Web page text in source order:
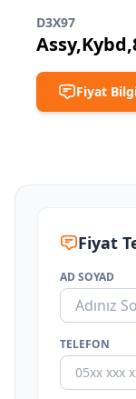
D3X97
Fiyat
Fiyat
AD SOYAD
TELEFON